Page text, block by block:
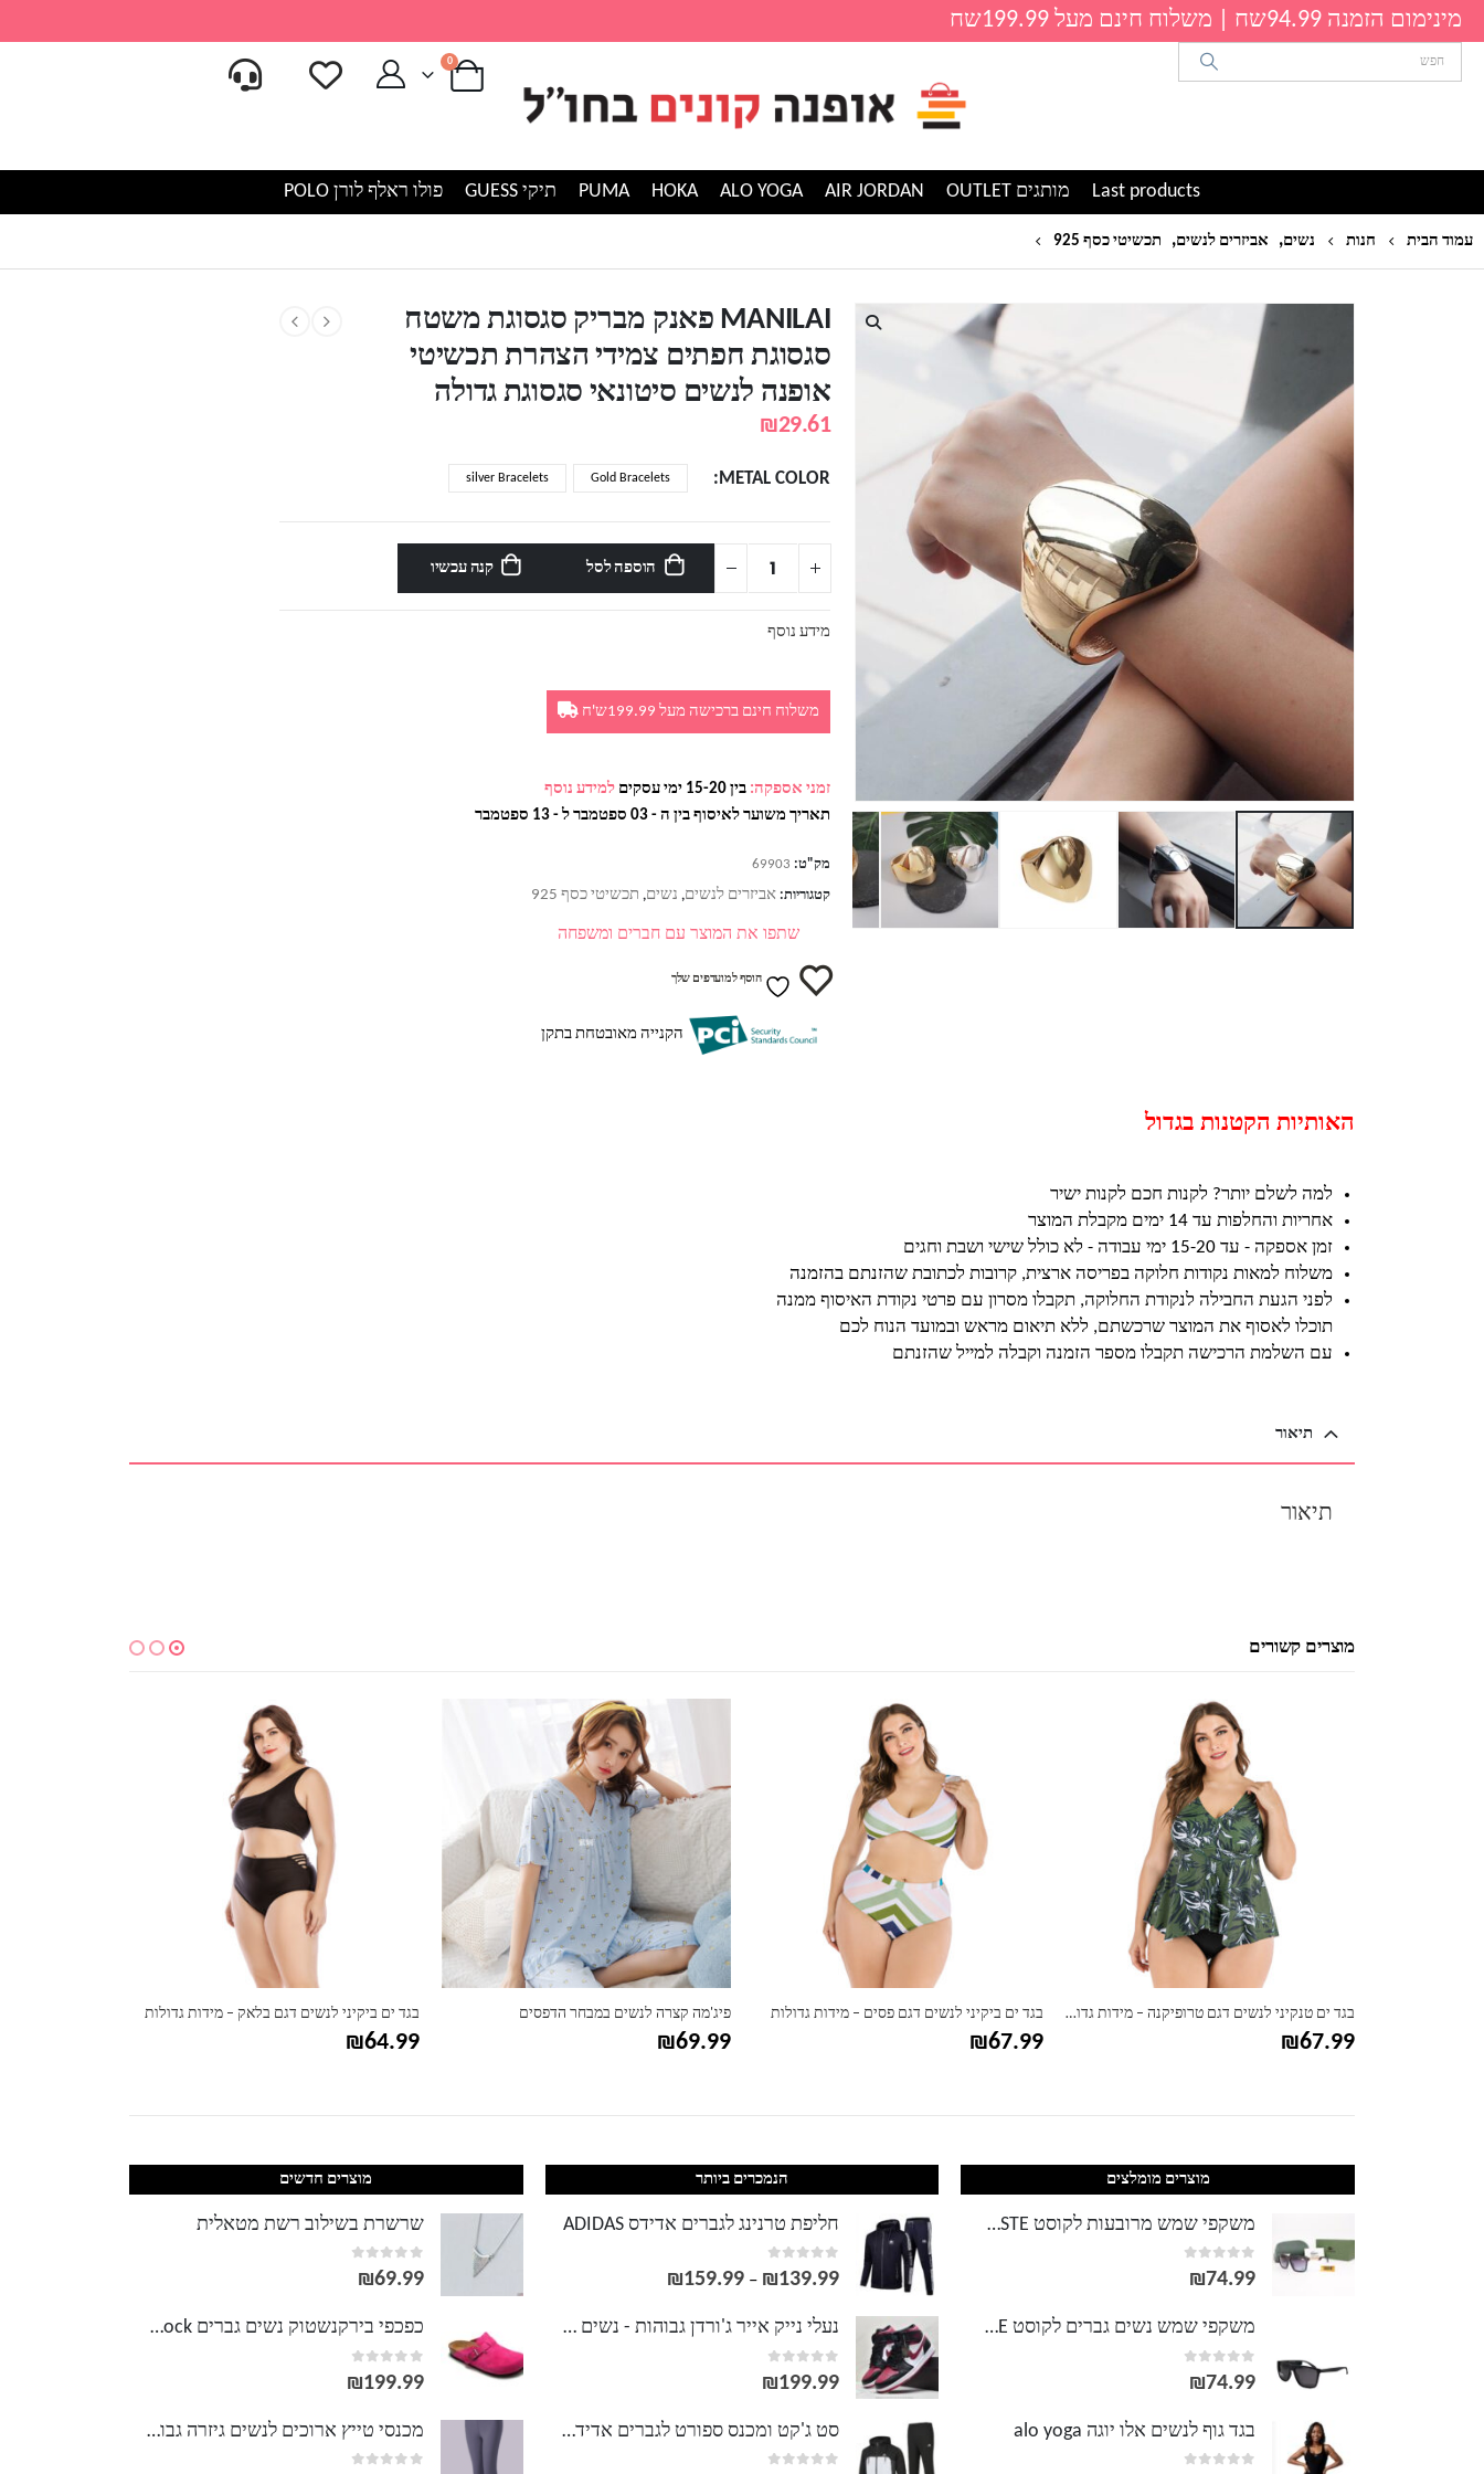
מינימום הזמנה 94.99שח | משלוח חינם מעל 199.99שח
0
Last products מותגים OUTLET AIR JORDAN
ALO YOGA
HOKA
PUMA תיקי GUESS פולו ראלף לורן POLO
עמוד הבית חנות נשים, אביזרים לנשים, תכשיטי כסף 925
MANILAI פאנק מבריק סגסוגת משטח
סגסוגת חפתים צמידי הצהרת תכשיטי
אופנה לנשים סיטונאי סגסוגת גדולה
₪29.61
METAL COLOR
Gold Bracelets
silver Bracelets
הוספה לסל קנה עכשיו
מידע נוסף
משלוח חינם ברכישה מעל 199.99ש'ח
זמני אספקה: בין 15-20 ימי עסקים
למידע נוסף
תאריך משוער לאיסוף בין ה - 03 ספטמבר ל - 13 ספטמבר
מק"ט: 69903
קטגוריות: אביזרים לנשים, נשים, תכשיטי כסף 925
שתפו את המוצר עם חברים ומשפחה
הוסף למועדפים שלך
הקנייה מאובטחת בתקן
האותיות הקטנות בגדול
למה לשלם יותר? לקנות חכם לקנות ישיר
אחריות והחלפות עד 14 ימים מקבלת המוצר
זמן אספקה - עד 15-20 ימי עבודה - לא כולל שישי ושבת וחגים
משלוח למאות נקודות חלוקה בפריסה ארצית, קרובות לכתובת שהזנתם בהזמנה
לפני הגעת החבילה לנקודת החלוקה, תקבלו מסרון עם פרטי נקודת האיסוף ממנה
תוכלו לאסוף את המוצר שרכשתם, ללא תיאום מראש ובמועד הנוח לכם
עם השלמת הרכישה תקבלו מספר הזמנה וקבלה למייל שהזנתם
תיאור
תיאור
מוצרים קשורים
בגד ים טנקיני לנשים דגם טרופיקנה – מידות גדולות
₪67.99
בגד ים ביקיני לנשים דגם פסים – מידות גדולות
₪67.99
פיג'מה קצרה לנשים במבחר הדפסים
₪69.99
למוצר זה יש מספר סוגים. ניתן לבחור את האפשרויות בעמוד המוצר
בגד ים ביקיני לנשים דגם בלאק – מידות גדולות
₪64.99
מוצרים מומלצים
משקפי שמש מרובעות לקוסט LACOSTE
0
out of 5
₪74.99
משקפי שמש נשים גברים לקוסט LACOSTE
0
out of 5
₪74.99
בגד גוף לנשים אלו יוגה alo yoga
הנמכרים ביותר
חליפת טרנינג לגברים אדידס ADIDAS
0
out of 5
₪139.99
–
₪159.99
טווח
נעלי נייק אייר ג'ורדן גבוהות - נשים גברים NIKE AIR JORDAN
0
out of 5
₪199.99
סט ג'קט ומכנס ספורט לגברים אדידס ADIDAS
מוצרים חדשים
שרשרת בשילוב רשת מטאלית
0
out of 5
₪69.99
כפכפי בירקנשטוק נשים גברים Birkenstock
0
out of 5
₪199.99
מכנסי טייץ ארוכים לנשים גיזרה גבוהה לולו למון Lululemon